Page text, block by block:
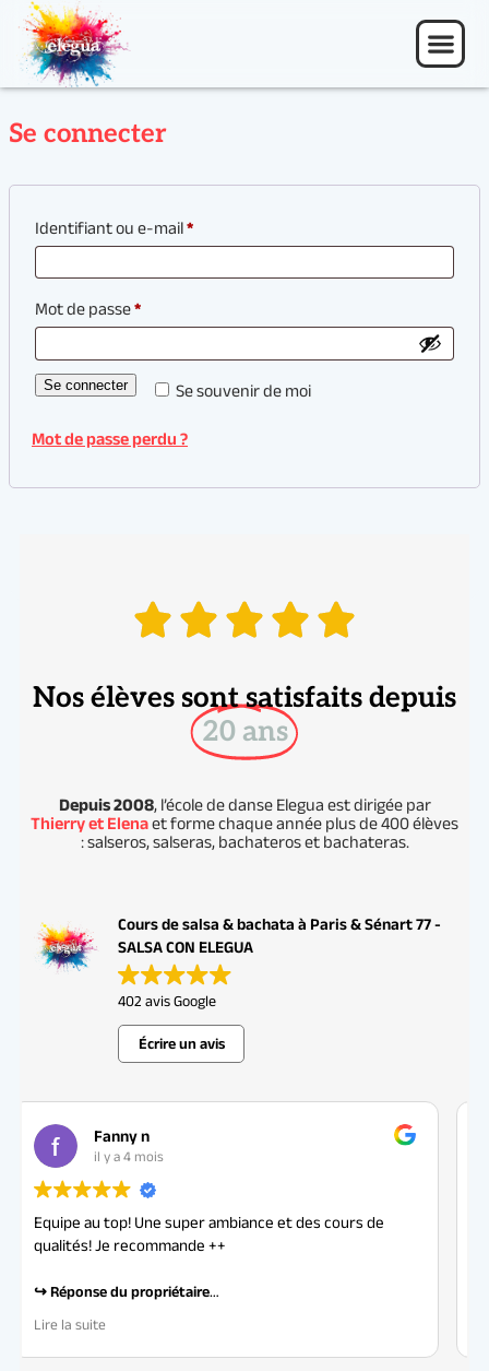
Se connecter
Identifiant ou e-mail*
Mot de passe*
Se souvenir de moi
Se connecter
Mot de passe perdu ?
Nos élèves sont satisfaits depuis
20 ans
Depuis 2008, l’école de danse Elegua est dirigée par
Thierry et Elenaet forme chaque année plus de 400 élèves
: salseros, salseras, bachateros et bachateras.
Cours de salsa & bachata à Paris & Sénart 77 -
SALSA CON ELEGUA
402 avis Google
Écrire un avis
cours de
nous
Super cours, très belle ambiance.
Equipe très professionnelle.
sommes ravis que vous ayez apprécié le